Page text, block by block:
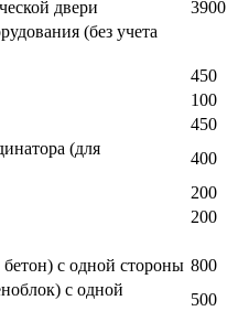
двери
3900
(без учета
450
100
450
(для
400
200
200
с одной стороны 800
с одной
500